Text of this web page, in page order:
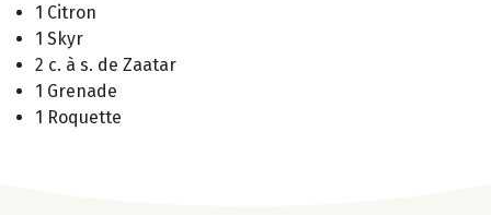
1 Citron
1 Skyr
2 c. à s. de Zaatar
1 Grenade
1 Roquette